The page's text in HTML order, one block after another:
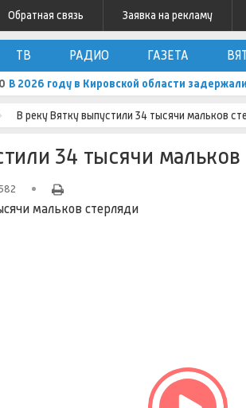
Обратная связь Заявка на рекламу
ТВ РАДИО ГАЗЕТА
В 2026 году в Кировской области
В реку Вятку выпустили 34 тысячи мальков
34 тысячи мальков